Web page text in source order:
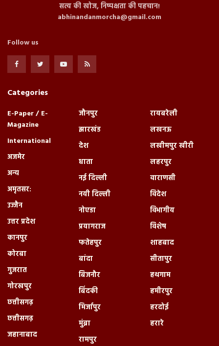
सत्य की खोज, निष्पक्षता की पहचान!
abhinandanmorcha@gmail.com
Follow us
Categories
E-Paper / E-
Magazine
International
अजमेर
अन्य
अमृतसर:
उज्जैन
उत्तर प्रदेश
कानपुर
कोरबा
गुजरात
गोरखपुर
छत्तीसगढ़
छत्तीसगढ़
जहानाबाद
जौनपुर
झारखंड
देश
धाता
नई दिल्ली
नयी दिल्ली
नोएडा
प्रयागराज
फतेहपुर
बांदा
बिजनौर
बिंदकी
मिर्जापुर
मुंब्रा
रामपुर
रायबरेली
लखनऊ
लखीमपुर खीरी
लहरपुर
वाराणसी
विदेश
विभागीय
विशेष
शाहबाद
सीतापुर
हथगाम
हमीरपुर
हरदोई
हरारे